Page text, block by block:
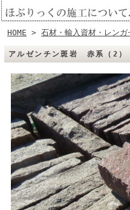
HOME > 石材・輸入資材・レンガ
アルゼンチン斑岩 赤系（2）